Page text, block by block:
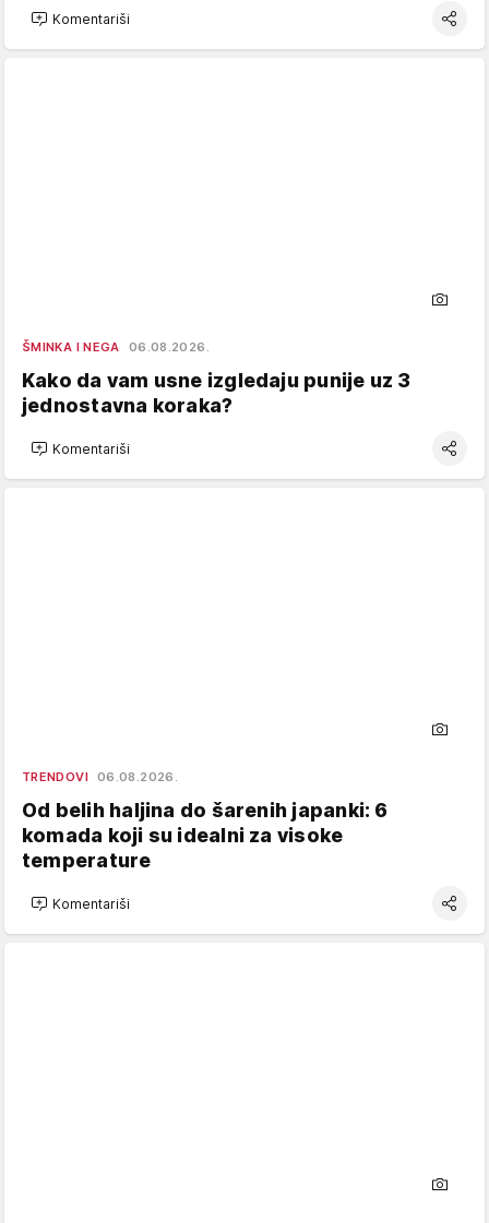
Komentariši
ŠMINKA I NEGA 06.08.2026.
Kako da vam usne izgledaju punije uz 3
jednostavna koraka?
Komentariši
TRENDOVI 06.08.2026.
Od belih haljina do šarenih japanki: 6
komada koji su idealni za visoke
temperature
Komentariši